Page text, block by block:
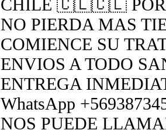
CHILE 🇨🇱🇨🇱 POR
NO PIERDA MAS
COMIENCE SU
ENVIOS A TODO
ENTREGA
WhatsApp
NOS PUEDE